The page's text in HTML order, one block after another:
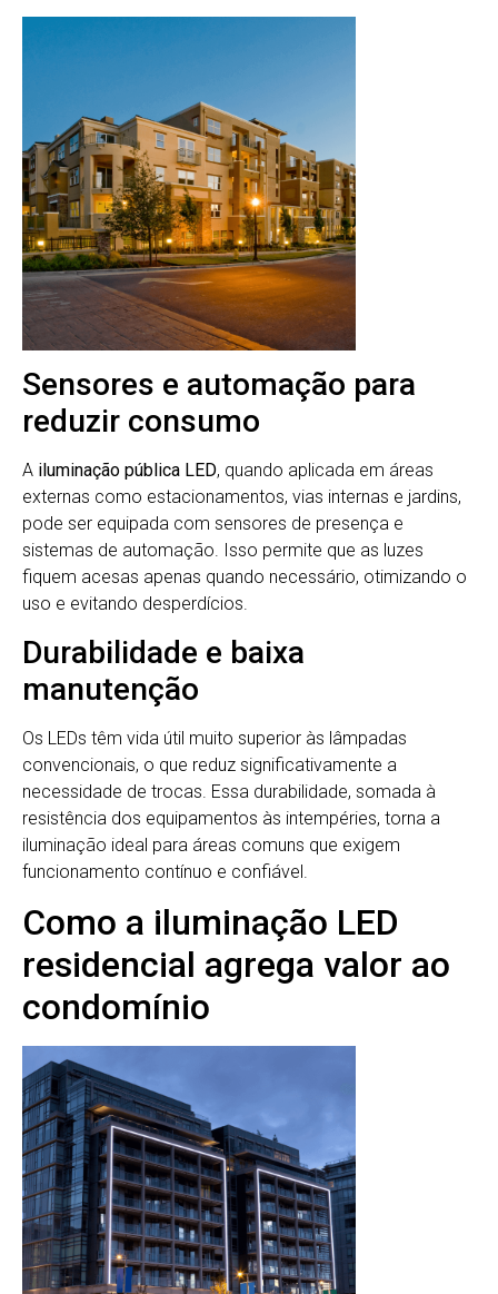
Sensores e automação para
reduzir consumo
A iluminação pública LED, quando aplicada em áreas
externas como estacionamentos, vias internas e jardins,
pode ser equipada com sensores de presença e
sistemas de automação. Isso permite que as luzes
fiquem acesas apenas quando necessário, otimizando o
uso e evitando desperdícios.
Durabilidade e baixa
manutenção
Os LEDs têm vida útil muito superior às lâmpadas
convencionais, o que reduz significativamente a
necessidade de trocas. Essa durabilidade, somada à
resistência dos equipamentos às intempéries, torna a
iluminação ideal para áreas comuns que exigem
funcionamento contínuo e confiável.
Como a iluminação LED
residencial agrega valor ao
condomínio